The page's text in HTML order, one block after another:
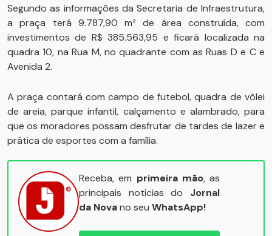
Segundo as informações da Secretaria de Infraestrutura,
a praça terá 9.787,90 m² de área construída, com
investimentos de R$ 385.563,95 e ficará localizada na
quadra 10, na Rua M, no quadrante com as Ruas D e C e
Avenida 2.
A praça contará com campo de futebol, quadra de vôlei
de areia, parque infantil, calçamento e alambrado, para
que os moradores possam desfrutar de tardes de lazer e
prática de esportes com a família.
Receba, em primeira mão, as
principais notícias do Jornal
da Novano seu WhatsApp!